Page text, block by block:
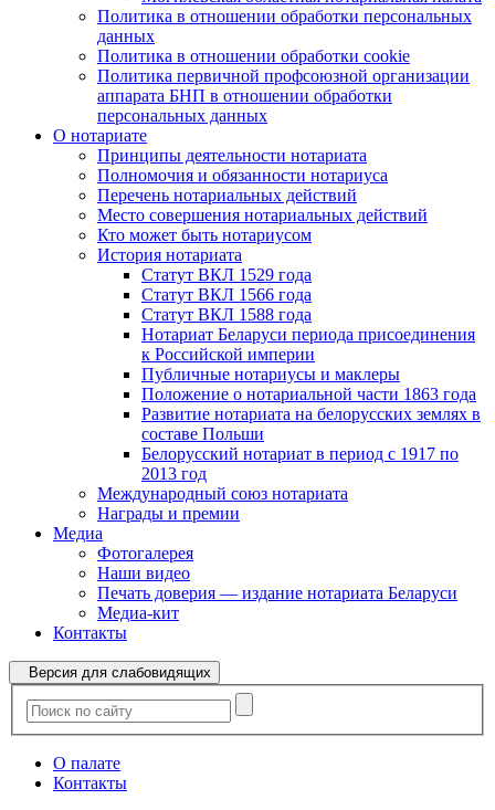
Политика в отношении обработки персональных
данных
Политика в отношении обработки cookie
Политика первичной профсоюзной организации
аппарата БНП в отношении обработки
персональных данных
О нотариате
Принципы деятельности нотариата
Полномочия и обязанности нотариуса
Перечень нотариальных действий
Место совершения нотариальных действий
Кто может быть нотариусом
История нотариата
Статут ВКЛ 1529 года
Статут ВКЛ 1566 года
Статут ВКЛ 1588 года
Нотариат Беларуси периода присоединения
к Российской империи
Публичные нотариусы и маклеры
Положение о нотариальной части 1863 года
Развитие нотариата на белорусских землях в
составе Польши
Белорусский нотариат в период с 1917 по
2013 год
Международный союз нотариата
Награды и премии
Медиа
Фотогалерея
Наши видео
Печать доверия — издание нотариата Беларуси
Медиа-кит
Контакты
Версия для слабовидящих
О палате
Контакты